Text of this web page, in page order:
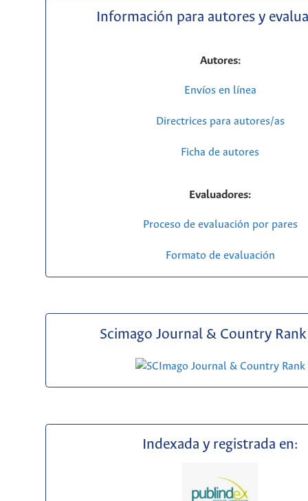
Información para autores y
Autores:
Envíos en línea
Directrices para autores/as
Ficha de autores
Evaluadores:
Proceso de evaluación por pares
Formato de evaluación
Scimago Journal & Country Rank
Indexada y registrada en: